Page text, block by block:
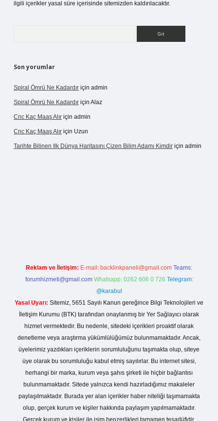
ilgili içerikler yasal süre içerisinde sitemizden kaldırılacaktır.
Son yorumlar
Spiral Ömrü Ne Kadardır için admin
Spiral Ömrü Ne Kadardır için Alaz
Cnc Kaç Maaş Alır için admin
Cnc Kaç Maaş Alır için Uzun
Tarihte Bilinen Ilk Dünya Haritasını Çizen Bilim Adamı Kimdir için admin
Reklam ve İletişim: E-mail: backlinkpaneli@gmail.com Teams:
forumhizmeti@gmail.com Whatsapp: 0262 606 0 726 Telegram:
@karabul
Yasal Uyarı: Sitemiz, 5651 Sayılı Kanun gereğince Bilgi Teknolojileri ve
İletişim Kurumu (BTK) tarafından onaylanmış bir Yer Sağlayıcı olarak
hizmet vermektedir. Bu nedenle, sitedeki içerikleri proaktif olarak
denetleme veya araştırma yükümlülüğümüz bulunmamaktadır. Ancak,
üyelerimiz yazdıkları içeriklerin sorumluluğunu taşımakta olup, siteye
üye olarak bu sorumluluğu kabul etmiş sayılırlar. Bu internet sitesi,
herhangi bir marka, kurum veya şahıs şirketi ile hiçbir bağlantısı
bulunmamaktadır. Sitede yalnızca kendi hazırladığımız makaleler
paylaşılmaktadır. Burada yer alan içerikler haber niteliği taşımamakta
olup, gerçek kurum ve kişiler hakkında paylaşım yapılmamaktadır.
Gerçek kurum ve kişiler ile isim benzerlikleri tamamen tesadüfidir.